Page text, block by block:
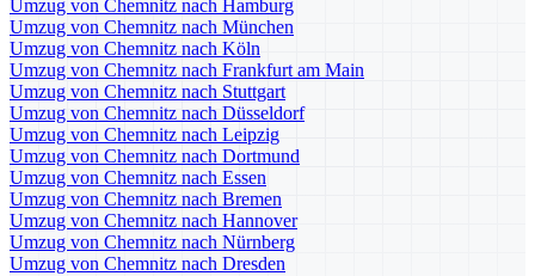
Umzug von Chemnitz nach Hamburg
Umzug von Chemnitz nach München
Umzug von Chemnitz nach Köln
Umzug von Chemnitz nach Frankfurt am Main
Umzug von Chemnitz nach Stuttgart
Umzug von Chemnitz nach Düsseldorf
Umzug von Chemnitz nach Leipzig
Umzug von Chemnitz nach Dortmund
Umzug von Chemnitz nach Essen
Umzug von Chemnitz nach Bremen
Umzug von Chemnitz nach Hannover
Umzug von Chemnitz nach Nürnberg
Umzug von Chemnitz nach Dresden